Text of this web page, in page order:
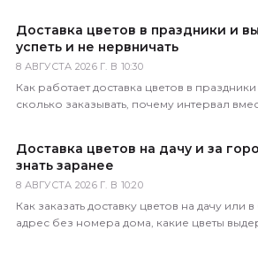
Доставка цветов в праздники и
успеть и не нервничать
8 АВГУСТА 2026 Г. В 10:30
Как работает доставка цветов в
сколько заказывать, почему интервал
Доставка цветов на дачу и за
знать заранее
8 АВГУСТА 2026 Г. В 10:20
Как заказать доставку цветов на дачу или
адрес без номера дома, какие цветы